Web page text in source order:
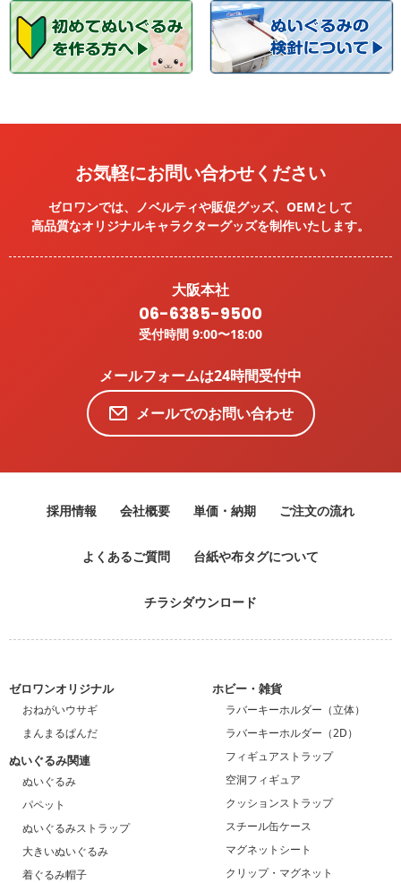
お気軽にお問い合わせください
ゼロワンでは、ノベルティや販促グッズ、OEMとして
高品質なオリジナルキャラクターグッズを制作いたします。
大阪本社
06-6385-9500
受付時間 9:00〜18:00
メールフォームは24時間受付中
メールでのお問い合わせ
採用情報 会社概要 単価・納期 ご注文の流れ
よくあるご質問 台紙や布タグについて
チラシダウンロード
ゼロワンオリジナル
おねがいウサギ
まんまるぱんだ
ぬいぐるみ関連
ぬいぐるみ
パペット
ぬいぐるみストラップ
大きいぬいぐるみ
着ぐるみ帽子
ホビー・雑貨
ラバーキーホルダー（立体）
ラバーキーホルダー（2D）
フィギュアストラップ
空洞フィギュア
クッションストラップ
スチール缶ケース
マグネットシート
クリップ・マグネット